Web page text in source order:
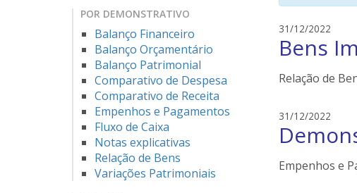
POR DEMONSTRATIVO
Balanço Financeiro
Balanço Orçamentário
Balanço Patrimonial
Comparativo de Despesa
Comparativo de Receita
Empenhos e Pagamentos
Fluxo de Caixa
Notas explicativas
Relação de Bens
Variações Patrimoniais
31/12/2022e
d
o
i
l
r
Bens
Relação de
31/12/2022e
d
s
o
Empenhos e